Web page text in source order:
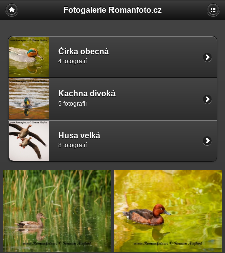
Fotogalerie Romanfoto.cz
Čírka obecná
4 fotografií
Kachna divoká
5 fotografií
Husa velká
8 fotografií